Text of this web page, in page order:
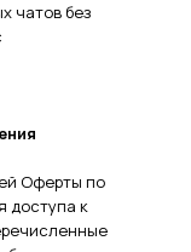
чатов без
Оферты по
доступа к